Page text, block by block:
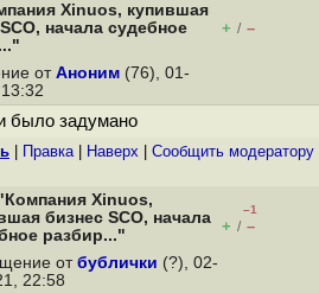
Xinuos, купившая
начала судебное
+ / –
от Аноним (76), 01-
было задумано
Правка| Наверх Cообщить модератору
Xinuos,
бизнес SCO, начала
разбир..."
–1
+ / –
от бублички (?), 02-
22:58